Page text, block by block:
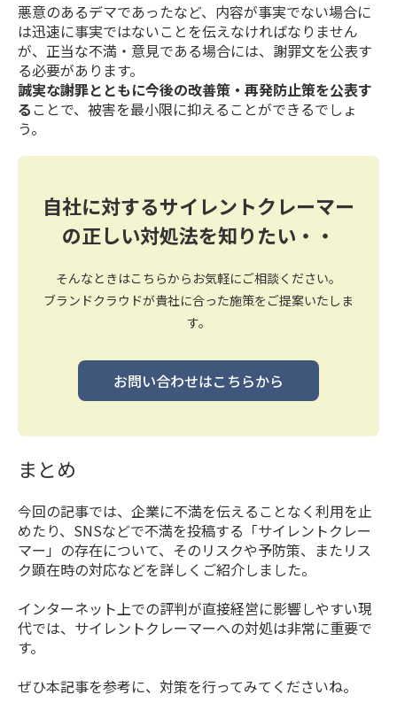
悪意のあるデマであったなど、内容が事実でない場合に
は迅速に事実ではないことを伝えなければなりません
が、正当な不満・意見である場合には、謝罪文を公表す
る必要があります。
誠実な謝罪とともに今後の改善策・再発防止策を公表す
る ことで、被害を最小限に抑えることができるでしょ
う。
自社に対するサイレントクレーマー
の正しい対処法を知りたい・・
そんなときはこちらからお気軽にご相談ください。
ブランドクラウドが貴社に合った施策をご提案いたしま
す。
お問い合わせはこちらから
まとめ
今回の記事では、企業に不満を伝えることなく利用を止
めたり、SNSなどで不満を投稿する「サイレントクレー
マー」の存在について、そのリスクや予防策、またリス
ク顕在時の対応などを詳しくご紹介しました。
インターネット上での評判が直接経営に影響しやすい現
代では、サイレントクレーマーへの対処は非常に重要で
す。
ぜひ本記事を参考に、対策を行ってみてくださいね。